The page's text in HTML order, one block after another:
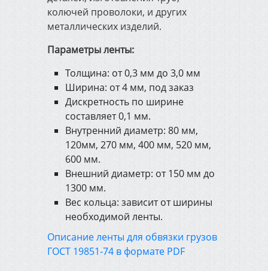
Инженерная сантехника,
Электрика и освещение
Строительно-садовый
инвентарь
Электроинструмент
Измерительный и ручной
инструмент
Сварочное оборудование
колючей проволоки, и других
металлических изделий.
Параметры ленты:
Толщина: от 0,3 мм до 3,0 мм
Ширина: от 4 мм, под заказ
Дискретность по ширине
составляет 0,1 мм.
Внутренний диаметр: 80 мм,
120мм, 270 мм, 400 мм, 520 мм,
600 мм.
Внешний диаметр: от 150 мм до
1300 мм.
Вес кольца: зависит от ширины
необходимой ленты.
Описание ленты для обвязки грузов
ГОСТ 19851-74 в формате PDF